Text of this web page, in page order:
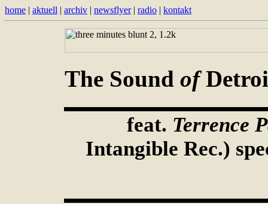
home | aktuell | archiv | newsflyer| radio | kontakt
The Sound of
feat. Terrence
Intangible Rec.)